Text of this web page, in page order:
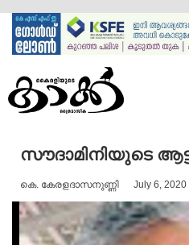
content
സൗദാമിനിയുടെ
കെ. കേരളദാസനുണ്ണി July 6, 2020